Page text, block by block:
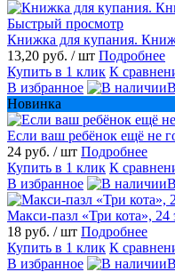
Быстрый просмотр
Книжка для купания.
13,20 руб. / шт Подробнее
Купить в 1 клик К
В избранное
Новинка
Если ваш ребёнок ещё не
24 руб. / шт Подробнее
Купить в 1 клик К
В избранное
Макси-пазл «Три кота», 24
18 руб. / шт Подробнее
Купить в 1 клик К
В избранное